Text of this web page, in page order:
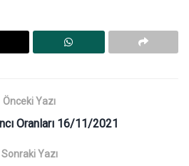
Önceki Yazı
Oranları 16/11/2021
Sonraki Yazı